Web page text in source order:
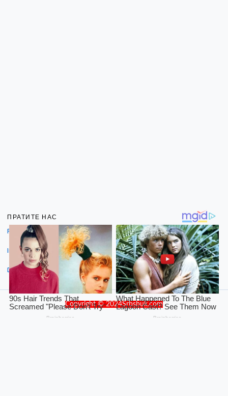
ПРАТИТЕ НАС
Facebook
Instagram
Dribbble
Copyright © 2024Srbsbuk.com